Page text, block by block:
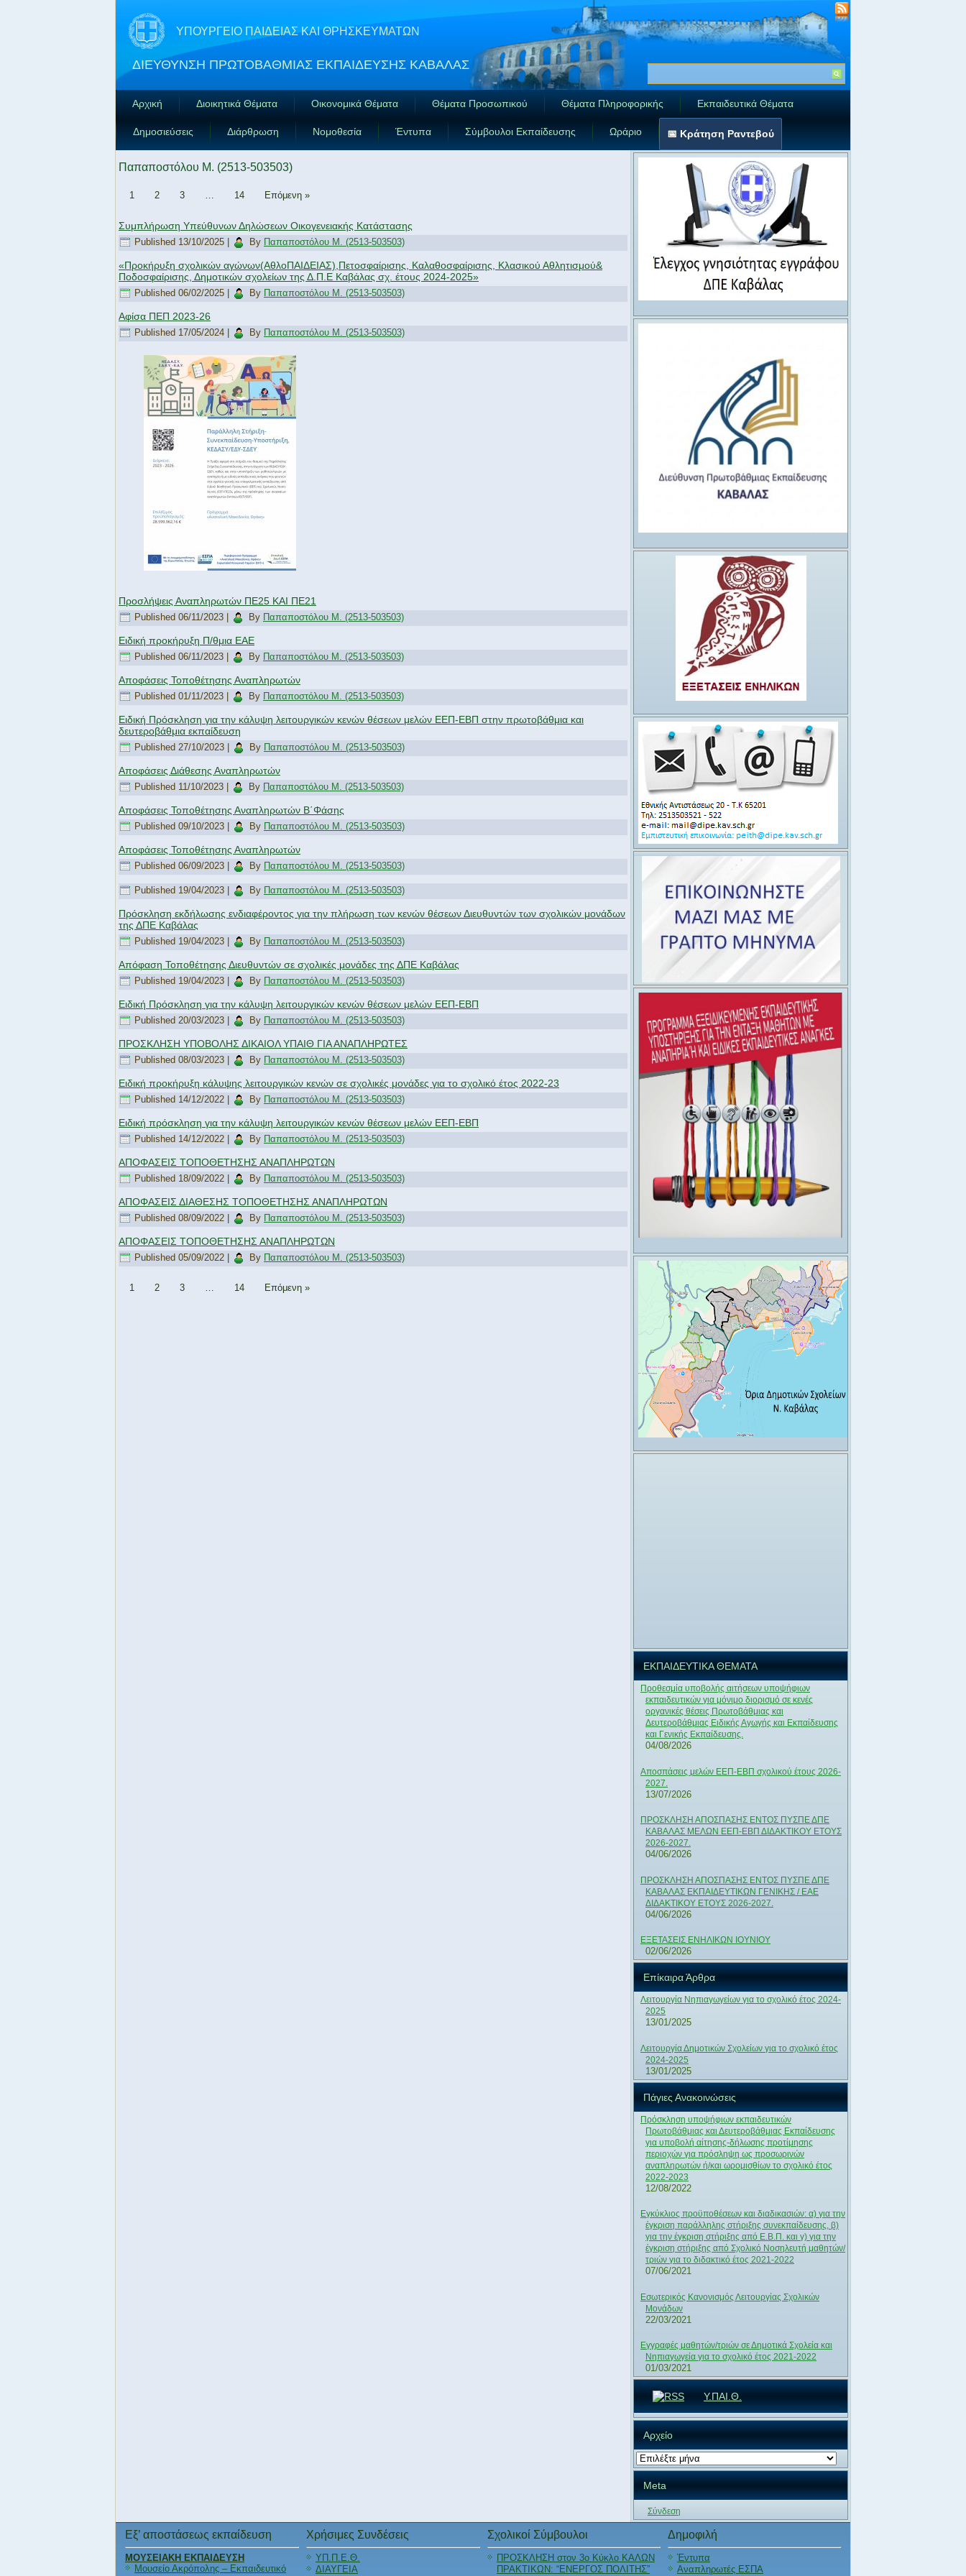
ΔΙΕΥΘΥΝΣΗ ΠΡΩΤΟΒΑΘΜΙΑΣ ΕΚΠΑΙΔΕΥΣΗΣ ΚΑΒΑΛΑΣ
ΥΠΟΥΡΓΕΙΟ ΠΑΙΔΕΙΑΣ ΚΑΙ ΘΡΗΣΚΕΥΜΑΤΩΝ
Αρχική Διοικητικά Θέματα Οικονομικά Θέματα Θέματα Προσωπικού Θέματα Πληροφορικής Εκπαιδευτικά Θέματα
Δημοσιεύσεις Διάρθρωση Νομοθεσία Έντυπα Σύμβουλοι Εκπαίδευσης Ωράριο 📅 Κράτηση Ραντεβού
Παπαποστόλου M. (2513-503503)
1 2 3 … 14 Επόμενη »
Συμπλήρωση Υπεύθυνων Δηλώσεων Οικογενειακής Κατάστασης
Published 13/10/2025 By Παπαποστόλου M. (2513-503503)
«Προκήρυξη σχολικών αγώνων(ΑθλοΠΑΙΔΕΙΑΣ),Πετοσφαίρισης, Καλαθοσφαίρισης, Κλασικού Αθλητισμού&
Ποδοσφαίρισης, Δημοτικών σχολείων της Δ.Π.Ε Καβάλας σχ. έτους 2024-2025»
Published 06/02/2025 By Παπαποστόλου M. (2513-503503)
Αφίσα ΠΕΠ 2023-26
Published 17/05/2024 By Παπαποστόλου M. (2513-503503)
Προσλήψεις Αναπληρωτών ΠΕ25 ΚΑΙ ΠΕ21
Published 06/11/2023 By Παπαποστόλου M. (2513-503503)
Ειδική προκήρυξη Π/θμια ΕΑΕ
Published 06/11/2023 By Παπαποστόλου M. (2513-503503)
Αποφάσεις Τοποθέτησης Αναπληρωτών
Published 01/11/2023 By Παπαποστόλου M. (2513-503503)
Ειδική Πρόσκληση για την κάλυψη λειτουργικών κενών θέσεων μελών ΕΕΠ-ΕΒΠ στην πρωτοβάθμια και
δευτεροβάθμια εκπαίδευση
Published 27/10/2023 By Παπαποστόλου M. (2513-503503)
Αποφάσεις Διάθεσης Αναπληρωτών
Published 11/10/2023 By Παπαποστόλου M. (2513-503503)
Αποφάσεις Τοποθέτησης Αναπληρωτών Β΄Φάσης
Published 09/10/2023 By Παπαποστόλου M. (2513-503503)
Αποφάσεις Τοποθέτησης Αναπληρωτών
Published 06/09/2023 By Παπαποστόλου M. (2513-503503)
Published 19/04/2023 By Παπαποστόλου M. (2513-503503)
Πρόσκληση εκδήλωσης ενδιαφέροντος για την πλήρωση των κενών θέσεων Διευθυντών των σχολικών μονάδων
της ΔΠΕ Καβάλας
Published 19/04/2023 By Παπαποστόλου M. (2513-503503)
Απόφαση Τοποθέτησης Διευθυντών σε σχολικές μονάδες της ΔΠΕ Καβάλας
Published 19/04/2023 By Παπαποστόλου M. (2513-503503)
Ειδική Πρόσκληση για την κάλυψη λειτουργικών κενών θέσεων μελών ΕΕΠ-ΕΒΠ
Published 20/03/2023 By Παπαποστόλου M. (2513-503503)
ΠΡΟΣΚΛΗΣΗ ΥΠΟΒΟΛΗΣ ΔΙΚΑΙΟΛ ΥΠΑΙΘ ΓΙΑ ΑΝΑΠΛΗΡΩΤΕΣ
Published 08/03/2023 By Παπαποστόλου M. (2513-503503)
Ειδική προκήρυξη κάλυψης λειτουργικών κενών σε σχολικές μονάδες για το σχολικό έτος 2022-23
Published 14/12/2022 By Παπαποστόλου M. (2513-503503)
Ειδική πρόσκληση για την κάλυψη λειτουργικών κενών θέσεων μελών ΕΕΠ-ΕΒΠ
Published 14/12/2022 By Παπαποστόλου M. (2513-503503)
ΑΠΟΦΑΣΕΙΣ ΤΟΠΟΘΕΤΗΣΗΣ ΑΝΑΠΛΗΡΩΤΩΝ
Published 18/09/2022 By Παπαποστόλου M. (2513-503503)
ΑΠΟΦΑΣΕΙΣ ΔΙΑΘΕΣΗΣ ΤΟΠΟΘΕΤΗΣΗΣ ΑΝΑΠΛΗΡΩΤΩΝ
Published 08/09/2022 By Παπαποστόλου M. (2513-503503)
ΑΠΟΦΑΣΕΙΣ ΤΟΠΟΘΕΤΗΣΗΣ ΑΝΑΠΛΗΡΩΤΩΝ
Published 05/09/2022 By Παπαποστόλου M. (2513-503503)
1 2 3 … 14 Επόμενη »
ΕΚΠΑΙΔΕΥΤΙΚΑ ΘΕΜΑΤΑ
Προθεσμία υποβολής αιτήσεων υποψήφιων
εκπαιδευτικών για μόνιμο διορισμό σε κενές
οργανικές θέσεις Πρωτοβάθμιας και
Δευτεροβάθμιας Ειδικής Αγωγής και Εκπαίδευσης
και Γενικής Εκπαίδευσης.
04/08/2026
Αποσπάσεις μελών ΕΕΠ-ΕΒΠ σχολικού έτους 2026-
2027.
13/07/2026
ΠΡΟΣΚΛΗΣΗ ΑΠΟΣΠΑΣΗΣ ΕΝΤΟΣ ΠΥΣΠΕ ΔΠΕ
ΚΑΒΑΛΑΣ ΜΕΛΩΝ ΕΕΠ-ΕΒΠ ΔΙΔΑΚΤΙΚΟΥ ΕΤΟΥΣ
2026-2027.
04/06/2026
ΠΡΟΣΚΛΗΣΗ ΑΠΟΣΠΑΣΗΣ ΕΝΤΟΣ ΠΥΣΠΕ ΔΠΕ
ΚΑΒΑΛΑΣ ΕΚΠΑΙΔΕΥΤΙΚΩΝ ΓΕΝΙΚΗΣ / ΕΑΕ
ΔΙΔΑΚΤΙΚΟΥ ΕΤΟΥΣ 2026-2027.
04/06/2026
ΕΞΕΤΑΣΕΙΣ ΕΝΗΛΙΚΩΝ ΙΟΥΝΙΟΥ
02/06/2026
Επίκαιρα Άρθρα
Λειτουργία Νηπιαγωγείων για το σχολικό έτος 2024-
2025
13/01/2025
Λειτουργία Δημοτικών Σχολείων για το σχολικό έτος
2024-2025
13/01/2025
Πάγιες Ανακοινώσεις
Πρόσκληση υποψήφιων εκπαιδευτικών
Πρωτοβάθμιας και Δευτεροβάθμιας Εκπαίδευσης
για υποβολή αίτησης-δήλωσης προτίμησης
περιοχών για πρόσληψη ως προσωρινών
αναπληρωτών ή/και ωρομισθίων το σχολικό έτος
2022-2023
12/08/2022
Εγκύκλιος προϋποθέσεων και διαδικασιών: α) για την
έγκριση παράλληλης στήριξης συνεκπαίδευσης, β)
για την έγκριση στήριξης από Ε.Β.Π. και γ) για την
έγκριση στήριξης από Σχολικό Νοσηλευτή μαθητών/
τριών για το διδακτικό έτος 2021-2022
07/06/2021
Εσωτερικός Κανονισμός Λειτουργίας Σχολικών
Μονάδων
22/03/2021
Εγγραφές μαθητών/τριών σε Δημοτικά Σχολεία και
Νηπιαγωγεία για το σχολικό έτος 2021-2022
01/03/2021
Υ.ΠΑΙ.Θ.
Αρχείο
Αρχείο
Meta
Σύνδεση
Εξ’ αποστάσεως εκπαίδευση
ΜΟΥΣΕΙΑΚΗ ΕΚΠΑΙΔΕΥΣΗ
Μουσείο Ακρόπολης – Εκπαιδευτικό
Χρήσιμες Συνδέσεις
ΥΠ.Π.Ε.Θ.
ΔΙΑΥΓΕΙΑ
Σχολικοί Σύμβουλοι
ΠΡΟΣΚΛΗΣΗ στον 3ο Κύκλο ΚΑΛΩΝ
ΠΡΑΚΤΙΚΩΝ: “ΕΝΕΡΓΟΣ ΠΟΛΙΤΗΣ”
Δημοφιλή
Έντυπα
Αναπληρωτές ΕΣΠΑ